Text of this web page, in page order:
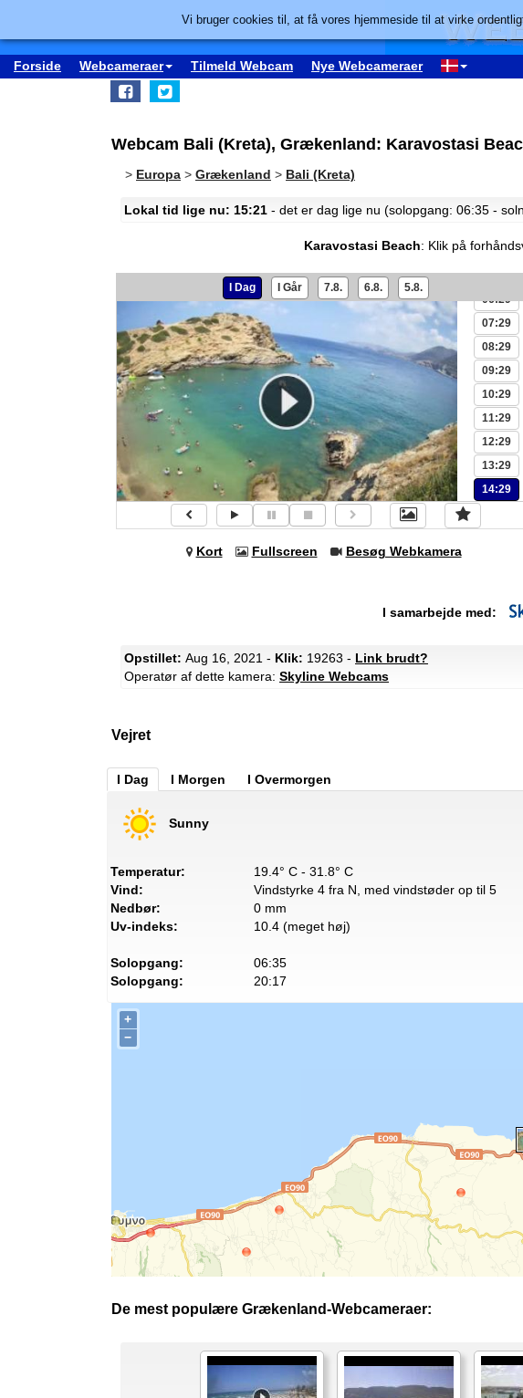
Forside Webcameraer Tilmeld Webcam Nye Webcameraer
Webcam Bali (Kreta), Grækenland: Karavostasi
> Europa > Grækenland > Bali (Kreta)
Lokal tid lige nu: 15:21 - det er dag lige nu (solopgang: 06:35 -
Karavostasi Beach: Klik på
I Dag I Går 7.8. 6.8. 5.8.
02:29
04:29
05:29
06:29
07:29
08:29
09:29
10:29
11:29
12:29
13:29
14:29
Kort Fullscreen Besøg Webkamera
I samarbejde med:
Opstillet: Aug 16, 2021 - Klik: 19263 - Link brudt?
Operatør af dette kamera: Skyline Webcams
Vejret
I Dag I Morgen I Overmorgen
Sunny
Temperatur:
19.4° C - 31.8° C
Vind:
Vindstyrke 4 fra N, med vindstøder op til 5
Nedbør:
0 mm
Uv-indeks:
10.4 (meget høj)
Solopgang:
06:35
Solopgang:
20:17
+
−
De mest populære Grækenland-Webcameraer:
Vi bruger cookies til, at få vores hjemmeside til at virke